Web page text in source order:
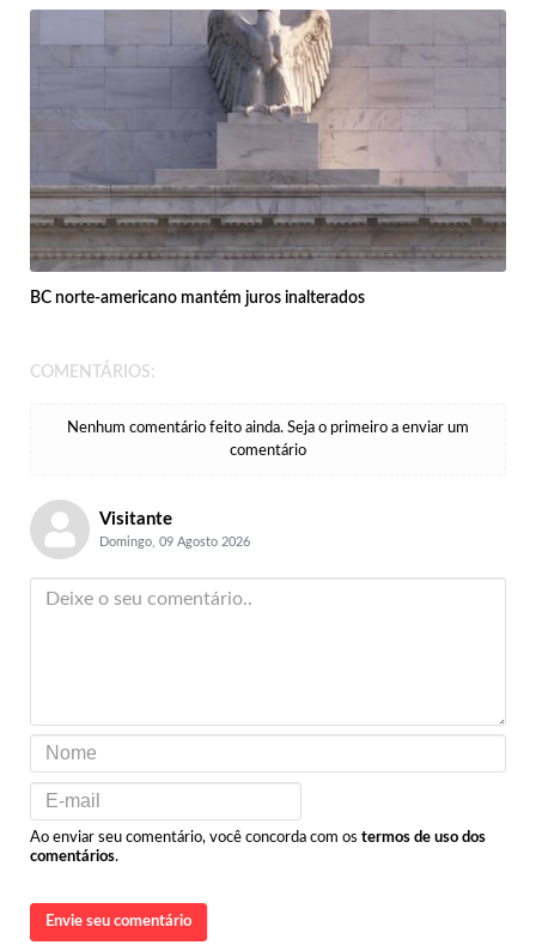
BC norte-americano mantém juros inalterados
COMENTÁRIOS:
Nenhum comentário feito ainda. Seja o primeiro a enviar um
comentário
Visitante
Domingo, 09 Agosto 2026
Ao enviar seu comentário, você concorda com os termos de uso dos
comentários.
Envie seu comentário